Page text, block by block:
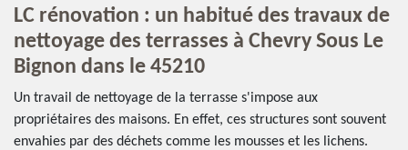
LC rénovation : un habitué des travaux de
nettoyage des terrasses à Chevry Sous Le
Bignon dans le 45210
Un travail de nettoyage de la terrasse s'impose aux
propriétaires des maisons. En effet, ces structures sont souvent
envahies par des déchets comme les mousses et les lichens.